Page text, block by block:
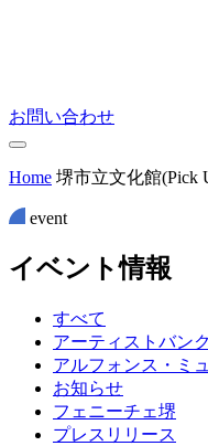
お問い合わせ
Home 堺市立文化館(Pick
event
イベン ト情報
すべて
アーティストバンク
アルフォンス・ミ
お知らせ
フェニーチェ堺
プレスリリース